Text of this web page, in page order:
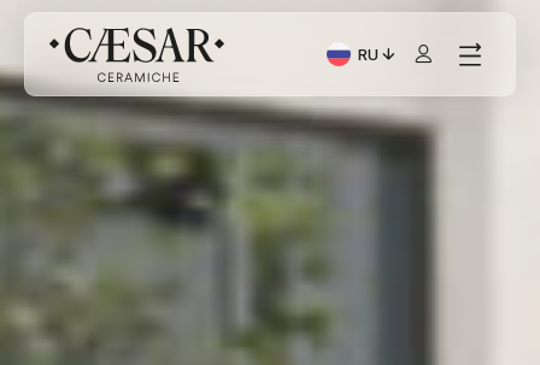
RU
Текущий язык: Italiano